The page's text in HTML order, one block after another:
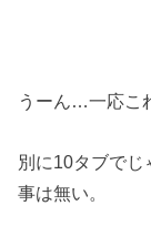
うーん…一応こ
別に10タブで
事は無い。